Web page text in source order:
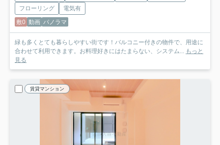
フローリング
電気有
敷0 動画 パノラマ
緑も多くとても暮らしやすい街です！バルコニー付きの物件で、用途に
合わせて利用できます。お料理好きにはたまらない、システム... もっと
見る
賃貸マンション